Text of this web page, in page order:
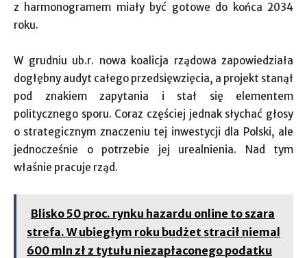
z harmonogramem miały być gotowe do końca 2034
roku.
W grudniu ub.r. nowa koalicja rządowa zapowiedziała
dogłębny audyt całego przedsięwzięcia, a projekt stanął
pod znakiem zapytania i stał się elementem
politycznego sporu. Coraz częściej jednak słychać głosy
o strategicznym znaczeniu tej inwestycji dla Polski, ale
jednocześnie o potrzebie jej urealnienia. Nad tym
właśnie pracuje rząd.
Blisko 50 proc. rynku hazardu online to szara
strefa. W ubiegłym roku budżet stracił niemal
600 mln zł z tytułu niezapłaconego podatku